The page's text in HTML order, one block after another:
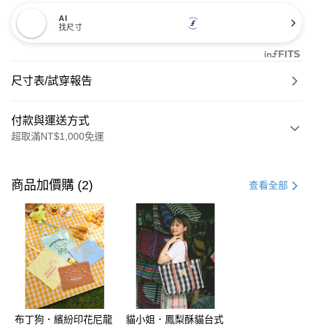
AI
找尺寸
尺寸表/試穿報告
付款與運送方式
超取滿NT$1,000免運
信用卡一次付款
購物金
超商取貨付款
LINE Pay
街口支付
運送方式
商品加價購 (2) 查看全部
布丁狗．繽紛印花尼龍
貓小姐．鳳梨酥貓台式